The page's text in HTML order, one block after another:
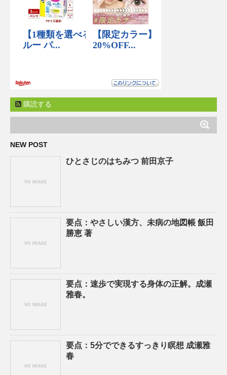
購読する
NEW POST
ひとさじのはちみつ 前田京子
要点：やさしい漢方、未病の地図帳 飯田
勝恵 著
要点：速歩で実現する身体の正解。成瀬
雅春。
要点：5分でできるすっきり瞑想 成瀬雅
春